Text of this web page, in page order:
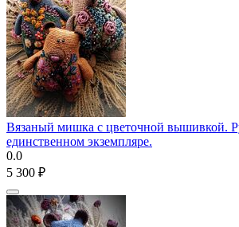
Вязаный мишка с цветочной вышивкой.
единственном экземпляре.
0.0
5 300 ₽